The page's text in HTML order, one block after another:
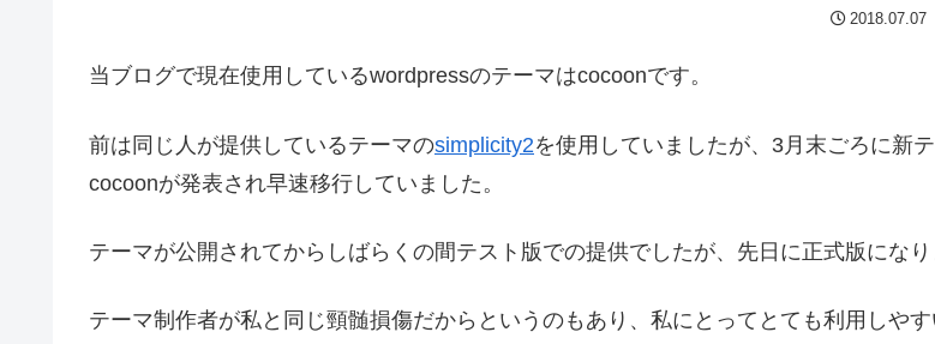
2018.07.07
当ブログで現在使用しているwordpressのテーマはcocoonです。
前は同じ人が提供しているテーマのsimplicity2を使用していましたが、3月末ごろに新
cocoonが発表され早速移行していました。
テーマが公開されてからしばらくの間テスト版での提供でしたが、先日に正式版になり
テーマ制作者が私と同じ頸髄損傷だからというのもあり、私にとってとても利用しや